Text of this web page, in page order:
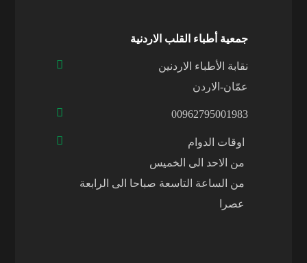
جمعية أطباء القلب الاردنية
نقابة الأطباء الاردنين
عمّان-الاردن
00962795001983
اوقات الدوام
من الاحد الى الخميس
من الساعة التاسعة صباحا الى الرابعة
عصرا